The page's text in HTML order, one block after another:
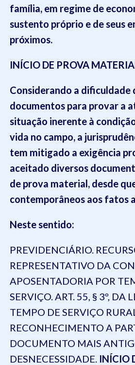
família, em regime de
sustento próprio e de seus
próximos.
INÍCIO DE PROVA
Considerando a dificuldade
documentos para provar a
situação inerente à
vida no campo, a
tem mitigado a exigência
aceitado diversos
de prova material, desde
contemporâneos aos fatos
Neste sentido:
PREVIDENCIÁRIO.
REPRESENTATIVO DA
APOSENTADORIA POR
SERVIÇO. ART. 55, § 3º, DA
TEMPO DE SERVIÇO
RECONHECIMENTO A
DOCUMENTO MAIS
DESNECESSIDADE. INÍCIO